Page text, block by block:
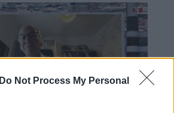
Do Not Process My Personal